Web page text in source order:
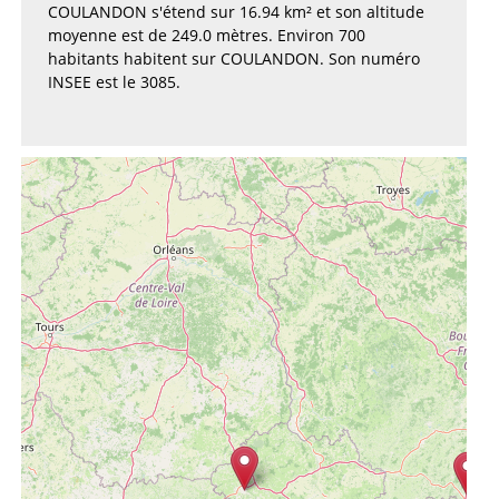
COULANDON s'étend sur 16.94 km² et son altitude
moyenne est de 249.0 mètres. Environ 700
habitants habitent sur COULANDON. Son numéro
INSEE est le 3085.